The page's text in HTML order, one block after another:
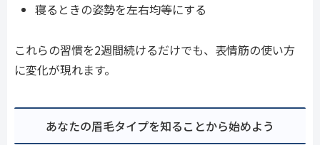
寝るときの姿勢を左右均等にする
これらの習慣を2週間続けるだけでも、表情筋の使い方
に変化が現れます。
あなたの眉毛タイプを知ることから始めよう